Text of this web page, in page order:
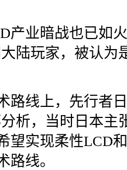
产业暗战也已如
陆玩家，被认为
路线上，先行者
析，当时日本主
望实现柔性LCD和
路线。